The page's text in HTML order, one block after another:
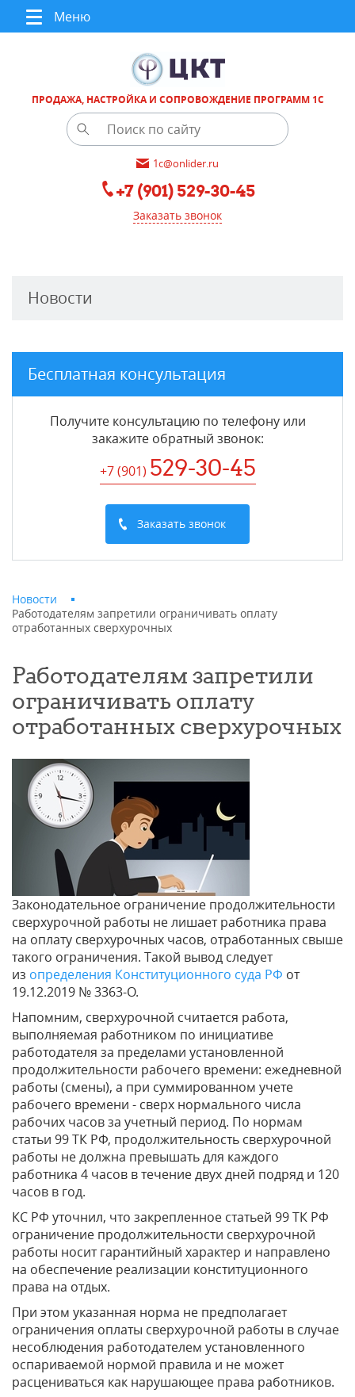
Меню
ПРОДАЖА, НАСТРОЙКА И СОПРОВОЖДЕНИЕ ПРОГРАММ 1С
1c@onlider.ru
+7 (901) 529-30-45
Заказать звонок
Новости
Бесплатная консультация
Получите консультацию по телефону или
закажите обратный звонок:
+7 (901) 529-30-45
Заказать звонок
Новости
Работодателям запретили ограничивать оплату
отработанных сверхурочных
Работодателям запретили
ограничивать оплату
отработанных сверхурочных
Законодательное ограничение продолжительности
сверхурочной работы не лишает работника права
на оплату сверхурочных часов, отработанных свыше
такого ограничения. Такой вывод следует
из определения Конституционного суда РФ от
19.12.2019 № 3363-О.
Напомним, сверхурочной считается работа,
выполняемая работником по инициативе
работодателя за пределами установленной
продолжительности рабочего времени: ежедневной
работы (смены), а при суммированном учете
рабочего времени - сверх нормального числа
рабочих часов за учетный период. По нормам
статьи 99 ТК РФ, продолжительность сверхурочной
работы не должна превышать для каждого
работника 4 часов в течение двух дней подряд и 120
часов в год.
КС РФ уточнил, что закрепленное статьей 99 ТК РФ
ограничение продолжительности сверхурочной
работы носит гарантийный характер и направлено
на обеспечение реализации конституционного
права на отдых.
При этом указанная норма не предполагает
ограничения оплаты сверхурочной работы в случае
несоблюдения работодателем установленного
оспариваемой нормой правила и не может
расцениваться как нарушающее права работников.